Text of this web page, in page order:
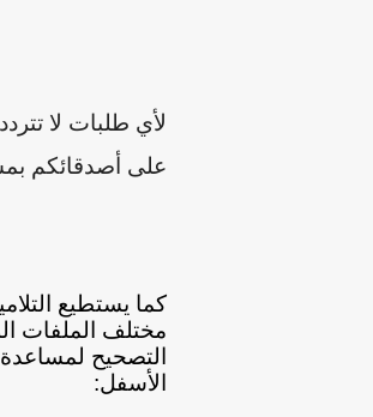
لأي طلبات لا
على أصدقائكم
كما يستطيع
مختلف الملفات
التصحيح
الأسفل: